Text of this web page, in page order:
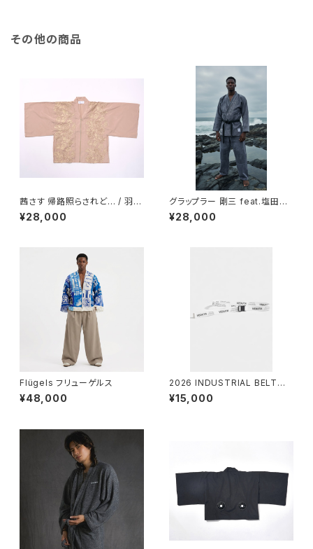
その他の商品
茜さす 帰路照らされど… / 羽織
/ 刺繍 / Transcendent Pink
¥28,000
グラップラー 剛三 feat.塩田道
場、仁武堂【 合気道ジャケット 】
/ スプレー染め / 綿 / アッシュグ
¥28,000
Flügels フリューゲルス
¥48,000
2026 INDUSTRIAL BELT
帯：White
¥15,000